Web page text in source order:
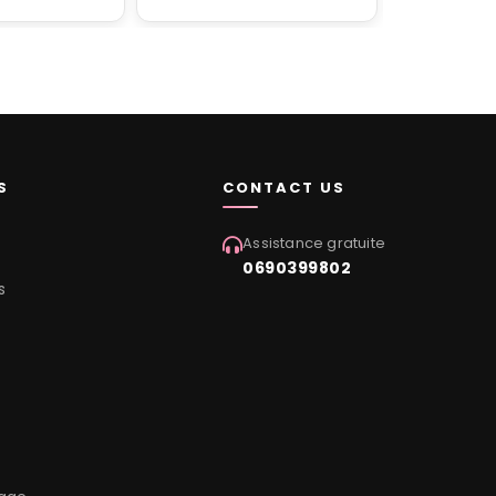
CONTACT US
Assistance gratuite
0690399802